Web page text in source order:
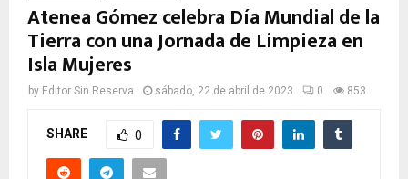
Atenea Gómez celebra Día Mundial de la
Tierra con una Jornada de Limpieza en
Isla Mujeres
by Editor Sin Reserva sábado, 22 de abril de 2023 0 853
SHARE 0